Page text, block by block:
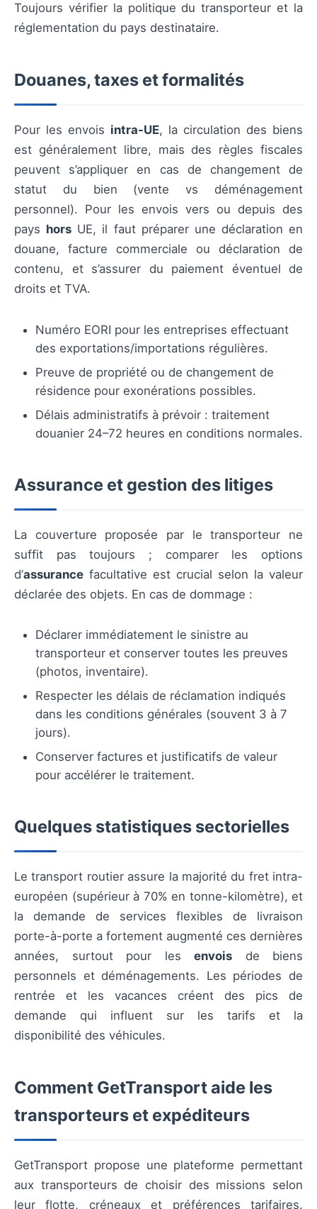
Toujours vérifier la politique du transporteur et la
réglementation du pays destinataire.
Douanes, taxes et formalités
Pour les envois intra-UE, la circulation des biens
est généralement libre, mais des règles fiscales
peuvent s’appliquer en cas de changement de
statut du bien (vente vs déménagement
personnel). Pour les envois vers ou depuis des
pays hors UE, il faut préparer une déclaration en
douane, facture commerciale ou déclaration de
contenu, et s’assurer du paiement éventuel de
droits et TVA.
Numéro EORI pour les entreprises effectuant
des exportations/importations régulières.
Preuve de propriété ou de changement de
résidence pour exonérations possibles.
Délais administratifs à prévoir : traitement
douanier 24–72 heures en conditions normales.
Assurance et gestion des litiges
La couverture proposée par le transporteur ne
suffit pas toujours ; comparer les options
d’assurance facultative est crucial selon la valeur
déclarée des objets. En cas de dommage :
Déclarer immédiatement le sinistre au
transporteur et conserver toutes les preuves
(photos, inventaire).
Respecter les délais de réclamation indiqués
dans les conditions générales (souvent 3 à 7
jours).
Conserver factures et justificatifs de valeur
pour accélérer le traitement.
Quelques statistiques sectorielles
Le transport routier assure la majorité du fret intra-
européen (supérieur à 70% en tonne-kilomètre), et
la demande de services flexibles de livraison
porte-à-porte a fortement augmenté ces dernières
années, surtout pour les envois de biens
personnels et déménagements. Les périodes de
rentrée et les vacances créent des pics de
demande qui influent sur les tarifs et la
disponibilité des véhicules.
Comment GetTransport aide les
transporteurs et expéditeurs
GetTransport propose une plateforme permettant
aux transporteurs de choisir des missions selon
leur flotte, créneaux et préférences tarifaires.